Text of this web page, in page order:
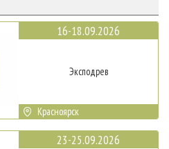
16-18.09.2026
Эксподрев
Красноярск
23-25.09.2026